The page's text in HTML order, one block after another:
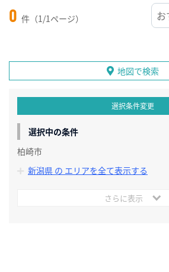
0 件（1/1ページ）
地図で検索
選択条件変更
選択中の条件
柏崎市
新潟県 の エリアを全て表示する
さらに表示